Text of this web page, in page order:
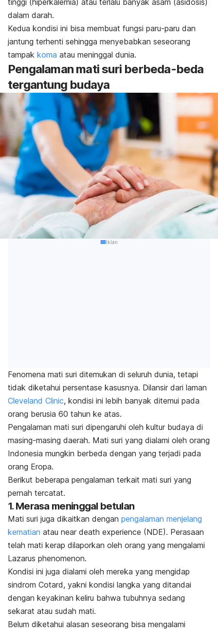
dalam darah.
Kedua kondisi ini bisa membuat fungsi paru-paru dan
jantung terhenti sehingga menyebabkan seseorang
tampak koma atau meninggal dunia.
Pengalaman mati suri berbeda-beda
tergantung budaya
Iklan
Fenomena mati suri ditemukan di seluruh dunia, tetapi
tidak diketahui persentase kasusnya. Dilansir dari laman
Cleveland Clinic, kondisi ini lebih banyak ditemui pada
orang berusia 60 tahun ke atas.
Pengalaman mati suri dipengaruhi oleh kultur budaya di
masing-masing daerah. Mati suri yang dialami oleh orang
Indonesia mungkin berbeda dengan yang terjadi pada
orang Eropa.
Berikut beberapa pengalaman terkait mati suri yang
pernah tercatat.
1. Merasa meninggal betulan
Mati suri juga dikaitkan dengan pengalaman menjelang
kematian atau near death experience (NDE). Perasaan
telah mati kerap dilaporkan oleh orang yang mengalami
Lazarus phenomenon.
Kondisi ini juga dialami oleh mereka yang mengidap
sindrom Cotard, yakni kondisi langka yang ditandai
dengan keyakinan keliru bahwa tubuhnya sedang
sekarat atau sudah mati.
Belum diketahui alasan seseorang bisa mengalami